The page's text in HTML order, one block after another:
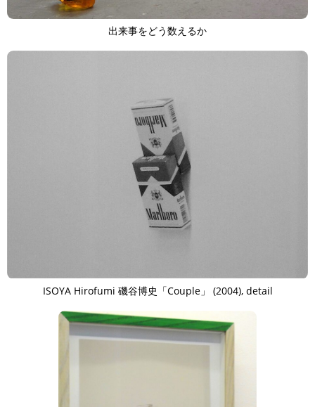
出来事をどう数えるか
ISOYA Hirofumi 磯谷博史「Couple」 (2004), detail